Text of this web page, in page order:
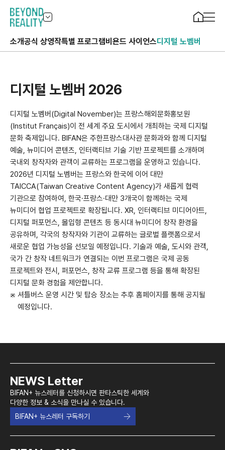
소개공식 상영작특별 프로그램비욘드 사이언스디지털 노벰버
디지털 노벰버 2026
디지털 노벰버(Digital November)는 프랑스해외문화홍보원
(Institut Français)이 전 세계 주요 도시에서 개최하는 국제 디지털
문화 축제입니다. BIFAN은 주한프랑스대사관 문화과와 함께 디지털
예술, 뉴미디어 콘텐츠, 인터랙티브 기술 기반 프로젝트를 소개하며
국내외 창작자와 관객이 교류하는 프로그램을 운영하고 있습니다.
2026년 디지털 노벰버는 프랑스와 한국에 이어 대만
TAICCA(Taiwan Creative Content Agency)가 새롭게 협력
기관으로 참여하여, 한국·프랑스·대만 3개국이 함께하는 국제
뉴미디어 협업 프로젝트로 확장됩니다. XR, 인터랙티브 미디어아트,
디지털 퍼포먼스, 몰입형 콘텐츠 등 동시대 뉴미디어 창작 환경을
공유하며, 각국의 창작자와 기관이 교류하는 글로벌 플랫폼으로서
새로운 협업 가능성을 선보일 예정입니다. 기술과 예술, 도시와 관객,
국가 간 창작 네트워크가 연결되는 이번 프로그램은 국제 공동
프로젝트와 전시, 퍼포먼스, 창작 교류 프로그램 등을 통해 확장된
디지털 문화 경험을 제안합니다.
셔틀버스 운영 시간 및 탑승 장소는 추후 홈페이지를 통해 공지될
예정입니다.
NEWS Letter
BIFAN+ 뉴스레터를 신청하시면 판타스틱한 세계와
다양한 정보 & 소식을 만나실 수 있습니다.
BIFAN+ 뉴스레터 구독하기